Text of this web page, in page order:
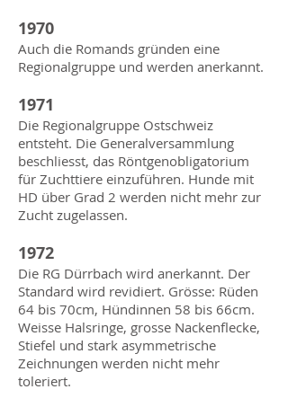
1970
Auch die Romands gründen eine
Regionalgruppe und werden anerkannt.
1971
Die Regionalgruppe Ostschweiz
entsteht. Die Generalversammlung
beschliesst, das Röntgenobligatorium
für Zuchttiere einzuführen. Hunde mit
HD über Grad 2 werden nicht mehr zur
Zucht zugelassen.
1972
Die RG Dürrbach wird anerkannt. Der
Standard wird revidiert. Grösse: Rüden
64 bis 70cm, Hündinnen 58 bis 66cm.
Weisse Halsringe, grosse Nackenflecke,
Stiefel und stark asymmetrische
Zeichnungen werden nicht mehr
toleriert.